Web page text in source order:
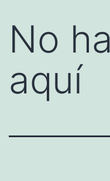
No
aquí